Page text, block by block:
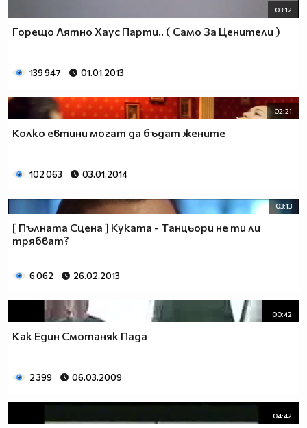
03:12
Горещо Лятно Хаус Парти.. ( Само За Ценители )
139 947 01.01.2013
02:21
Колко евтини могат да бъдат жените
102 063 03.01.2014
03:13
[ Пълната Сцена ] Куката - Tанцьори не ти ли
трябват?
6 062 26.02.2013
00:42
Как Един Смотаняк Пада
2 399 06.03.2009
04:42